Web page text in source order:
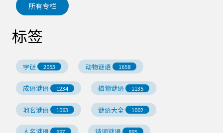
所有专栏
标签
字谜 2053 动物谜语 1658
成语谜语 1234 植物谜语 1135
地名谜语 1063 谜语大全 1002
997 895